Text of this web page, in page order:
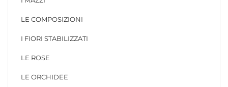
LE COMPOSIZIONI
I FIORI STABILIZZATI
LE ROSE
LE ORCHIDEE